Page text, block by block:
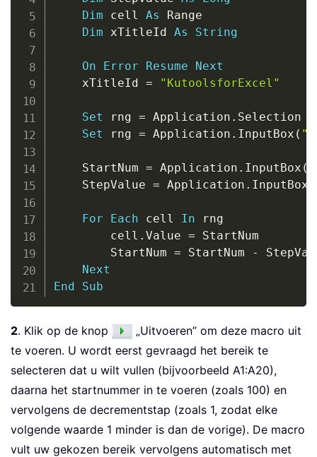
Dim cell As Range
Dim xTitleId As String
On Error Resume
Next
    xTitleId
= "KutoolsforExcel"
Set rng = Application . Selection
Set rng = Application . InputBox (
    StartNum
= Application . InputBox (
    StepValue
= Application . InputBox
For Each cell In rng
        cell
. Value = StartNum
        StartNum
= StartNum -
Next
End
Sub
2. Klik op de knop
„Uitvoeren” om deze macro uit
te voeren. U wordt eerst gevraagd het bereik te
selecteren dat u wilt vullen (bijvoorbeeld A1:A20),
daarna het startnummer in te voeren (zoals 100) en
vervolgens de decrementstap (zoals 1, zodat elke
volgende waarde 1 minder is dan de vorige). De macro
vult uw gekozen bereik vervolgens automatisch met